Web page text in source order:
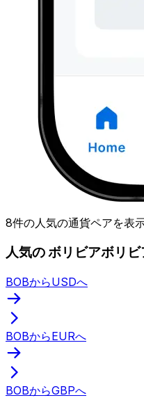
8件の人気の通貨ペアを表
人気の ボリビアボリ
BOBからUSDへ
BOBからEURへ
BOBからGBPへ